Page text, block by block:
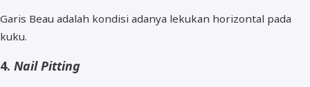
Garis Beau adalah kondisi adanya lekukan horizontal pada
kuku.
4. Nail Pitting